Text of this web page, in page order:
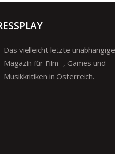
Das vielleicht letzte unabhängige
Magazin für Film- , Games und
Musikkritiken in Österreich.